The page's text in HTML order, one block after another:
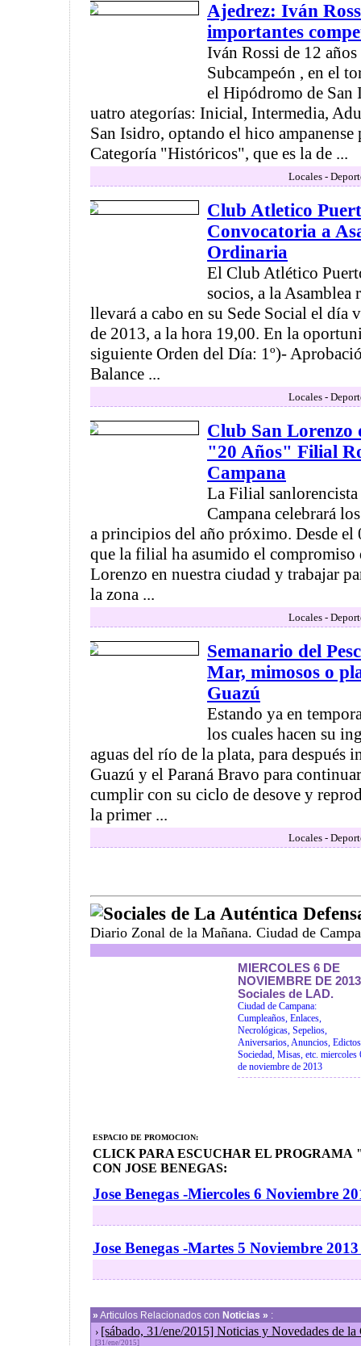
Ajedrez: Iván
importantes
Iván Rossi de 12 años
Subcampeón , en el
el Hipódromo de San
uatro ategorías: Inicial, Intermedia,
San Isidro, optando el hico ampanense
Categoría "Históricos", que es la de ...
Locales -
Club Atletico
Convocatoria a
Ordinaria
El Club Atlético
socios, a la Asamblea
llevará a cabo en su Sede Social el día
de 2013, a la hora 19,00. En la
siguiente Orden del Día: 1º)-
Balance ...
Locales -
Club San Lorenzo
"20 Años" Filial
Campana
La Filial
Campana celebrará
a principios del año próximo. Desde el
que la filial ha asumido el compromiso
Lorenzo en nuestra ciudad y trabajar
la zona ...
Locales -
Semanario del
Mar, mimosos o
Guazú
Estando ya en
los cuales hacen su
aguas del río de la plata, para después
Guazú y el Paraná Bravo para
cumplir con su ciclo de desove y
la primer ...
Locales -
Sociales de La Auténtica
Diario Zonal de la Mañana. Ciudad de
MIERCOLES 6 DE
NOVIEMBRE DE
Sociales de LAD.
Ciudad de Campana:
Cumpleaños, Enlaces,
Necrológicas, Sepelios,
Aniversarios, Anuncios,
Sociedad, Misas, etc. miercoles
de noviembre de 2013
ESPACIO DE PROMOCION:
CLICK PARA ESCUCHAR EL PROGRAMA
CON JOSE BENEGAS:
Jose Benegas -Miercoles 6 Noviembre
Jose Benegas -Martes 5 Noviembre
» Articulos Relacionados con Noticias » :
› [sábado, 31/ene/2015] Noticias y Novedades de la
[31/ene/2015]